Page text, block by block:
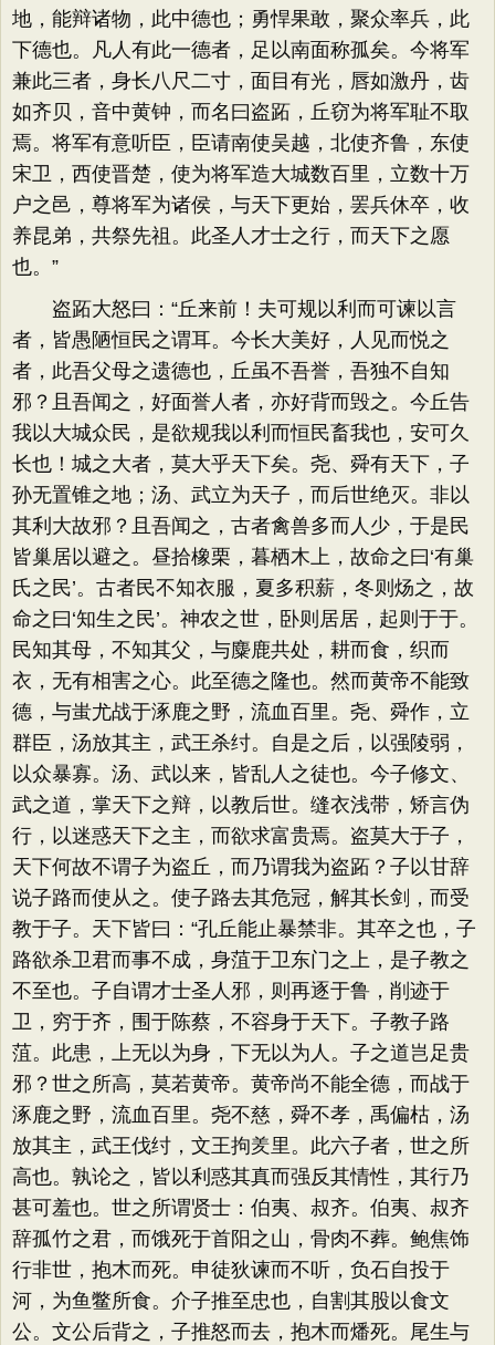
地，能辩诸物，此中德也；勇悍果敢，聚众率兵，此
下德也。凡人有此一德者，足以南面称孤矣。今将军
兼此三者，身长八尺二寸，面目有光，唇如激丹，齿
如齐贝，音中黄钟，而名曰盗跖，丘窃为将军耻不取
焉。将军有意听臣，臣请南使吴越，北使齐鲁，东使
宋卫，西使晋楚，使为将军造大城数百里，立数十万
户之邑，尊将军为诸侯，与天下更始，罢兵休卒，收
养昆弟，共祭先祖。此圣人才士之行，而天下之愿
也。”
盗跖大怒曰：“丘来前！夫可规以利而可谏以言
者，皆愚陋恒民之谓耳。今长大美好，人见而悦之
者，此吾父母之遗德也，丘虽不吾誉，吾独不自知
邪？且吾闻之，好面誉人者，亦好背而毁之。今丘告
我以大城众民，是欲规我以利而恒民畜我也，安可久
长也！城之大者，莫大乎天下矣。尧、舜有天下，子
孙无置锥之地；汤、武立为天子，而后世绝灭。非以
其利大故邪？且吾闻之，古者禽兽多而人少，于是民
皆巢居以避之。昼拾橡栗，暮栖木上，故命之曰‘有巢
氏之民’。古者民不知衣服，夏多积薪，冬则炀之，故
命之曰‘知生之民’。神农之世，卧则居居，起则于于。
民知其母，不知其父，与麋鹿共处，耕而食，织而
衣，无有相害之心。此至德之隆也。然而黄帝不能致
德，与蚩尤战于涿鹿之野，流血百里。尧、舜作，立
群臣，汤放其主，武王杀纣。自是之后，以强陵弱，
以众暴寡。汤、武以来，皆乱人之徒也。今子修文、
武之道，掌天下之辩，以教后世。缝衣浅带，矫言伪
行，以迷惑天下之主，而欲求富贵焉。盗莫大于子，
天下何故不谓子为盗丘，而乃谓我为盗跖？子以甘辞
说子路而使从之。使子路去其危冠，解其长剑，而受
教于子。天下皆曰：“孔丘能止暴禁非。其卒之也，子
路欲杀卫君而事不成，身菹于卫东门之上，是子教之
不至也。子自谓才士圣人邪，则再逐于鲁，削迹于
卫，穷于齐，围于陈蔡，不容身于天下。子教子路
菹。此患，上无以为身，下无以为人。子之道岂足贵
邪？世之所高，莫若黄帝。黄帝尚不能全德，而战于
涿鹿之野，流血百里。尧不慈，舜不孝，禹偏枯，汤
放其主，武王伐纣，文王拘羑里。此六子者，世之所
高也。孰论之，皆以利惑其真而强反其情性，其行乃
甚可羞也。世之所谓贤士：伯夷、叔齐。伯夷、叔齐
辞孤竹之君，而饿死于首阳之山，骨肉不葬。鲍焦饰
行非世，抱木而死。申徒狄谏而不听，负石自投于
河，为鱼鳖所食。介子推至忠也，自割其股以食文
公。文公后背之，子推怒而去，抱木而燔死。尾生与